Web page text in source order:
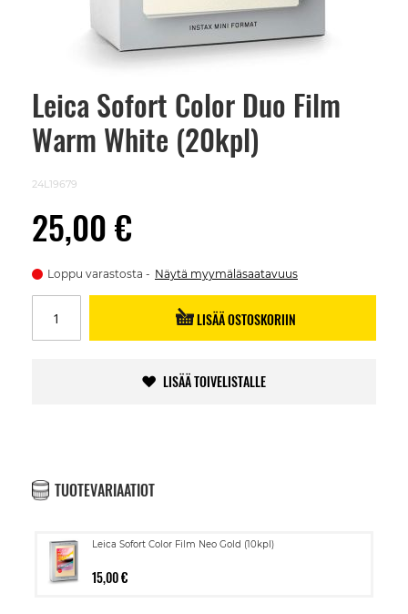
Leica Sofort Color Duo Film
Warm White (20kpl)
24L19679
25,00 €
Loppu varastosta Näytä myymäläsaatavuus
LISÄÄ OSTOSKORIIN
LISÄÄ TOIVELISTALLE
TUOTEVARIAATIOT
Leica Sofort Color Film Neo Gold (10kpl)
15,00 €
Skip
beginning
images